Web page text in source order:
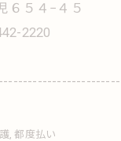
６５４−４５
2220
都度払い